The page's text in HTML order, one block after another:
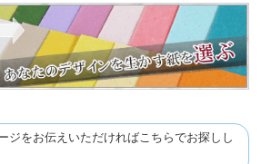
ジをお伝えいただければこちらでお探しし